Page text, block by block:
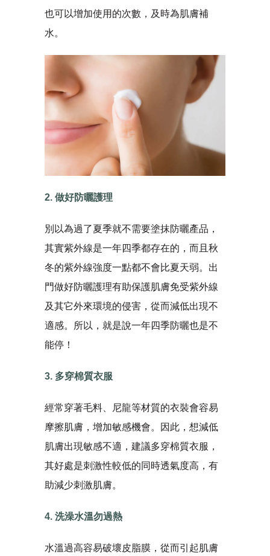
也可以增加使用的次數，及時為肌膚補
水。
2. 做好防曬護理
別以為過了夏季就不需要塗抹防曬產品，
其實紫外線是一年四季都存在的，而且秋
冬的紫外線強度一點都不會比夏天弱。出
門做好防曬護理有助保護肌膚免受紫外線
及其它外來環境的侵害，從而減低出現不
適感。所以，就是說一年四季防曬也是不
能停！
3. 多穿棉質衣服
經常穿著毛料、尼龍等材質的衣裝會容易
摩擦肌膚，增加敏感機會。因此，想減低
肌膚出現敏感不適，建議多穿棉質衣服，
其好處是刺激性較低的同時透氣度高，有
助減少刺激肌膚。
4. 洗澡水溫勿過熱
水溫過高容易破壞皮脂膜，從而引起肌膚